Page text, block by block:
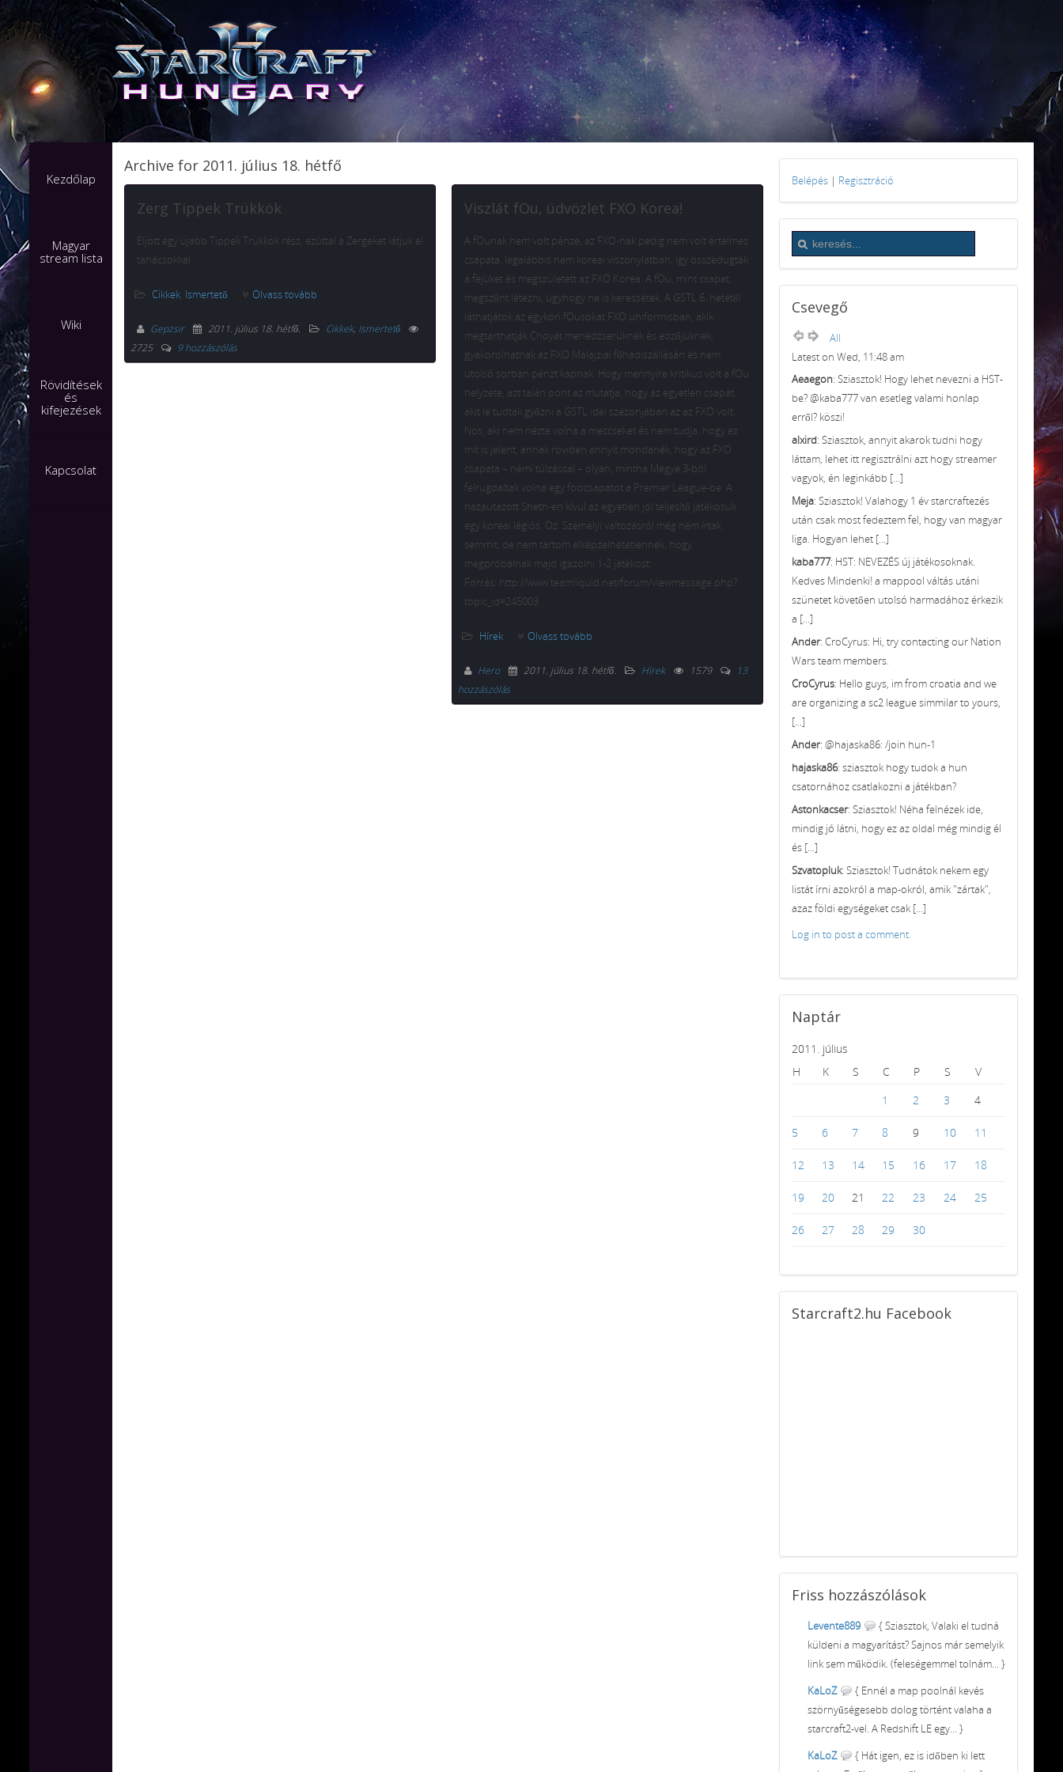
Kezdőlap
Magyar
stream lista
Wiki
Rövidítések
és
kifejezések
Kapcsolat
Archive for 2011. július 18. hétfő
Zerg Tippek Trükkök
Eljött egy újabb Tippek Trükkök rész, ezúttal a Zergeket látjuk el
tanácsokkal
Cikkek, Ismertető Olvass tovább
Gepzsir 2011. július 18. hétfő. Cikkek, Ismertető
2725
9 hozzászólás
Viszlát fOu, üdvözlet FXO Korea!
A fOunak nem volt pénze, az FXO-nak pedig nem volt értelmes
csapata, legalábbis nem koreai viszonylatban, így összedugták
a fejüket és megszületett az FXO Korea. A fOu, mint csapat,
megszűnt létezni, úgyhogy ne is keressétek. A GSTL 6. hetétől
láthatjátok az egykori fOusokat FXO uniformisban, akik
megtarthatják Choyát menedzserüknek és edzőjüknek,
gyakorolhatnak az FXO Malajziai főhadiszállásán és nem
utolsó sorban pénzt kapnak. Hogy mennyire kritikus volt a fOu
helyzete, azt talán pont az mutatja, hogy az egyetlen csapat,
akit le tudtak győzni a GSTL idei szezonjában az az FXO volt.
Nos, aki nem nézte volna a meccseket és nem tudja, hogy ez
mit is jelent, annak röviden annyit mondanék, hogy az FXO
csapata – némi túlzással – olyan, mintha Megye 3-ból
felrugdaltak volna egy focicsapatot a Premier League-be. A
hazautazott Sheth-en kívül az egyetlen jól teljesítő játékosuk
egy koreai légiós, Oz. Személyi változásról még nem írtak
semmit, de nem tartom elképzelhetetlennek, hogy
megpróbálnak majd igazolni 1-2 játékost.
Forrás: http://www.teamliquid.net/forum/viewmessage.php?
topic_id=245003
Hírek Olvass tovább
Hero 2011. július 18. hétfő. Hírek 1579
13
hozzászólás
Belépés | Regisztráció
Csevegő
All
Latest on Wed, 11:48 am
Aeaegon: Sziasztok! Hogy lehet nevezni a HST-
be? @kaba777 van esetleg valami honlap
erről? köszi!
alxird: Sziasztok, annyit akarok tudni hogy
láttam, lehet itt regisztrálni azt hogy streamer
vagyok, én leginkább [...]
Meja: Sziasztok! Valahogy 1 év starcraftezés
után csak most fedeztem fel, hogy van magyar
liga. Hogyan lehet [...]
kaba777: HST: NEVEZÉS új játékosoknak.
Kedves Mindenki! a mappool váltás utáni
szünetet követően utolsó harmadához érkezik
a [...]
Ander: CroCyrus: Hi, try contacting our Nation
Wars team members.
CroCyrus: Hello guys, im from croatia and we
are organizing a sc2 league simmilar to yours,
[...]
Ander: @hajaska86: /join hun-1
hajaska86: sziasztok hogy tudok a hun
csatornához csatlakozni a játékban?
Astonkacser: Sziasztok! Néha felnézek ide,
mindig jó látni, hogy ez az oldal még mindig él
és [...]
Szvatopluk: Sziasztok! Tudnátok nekem egy
listát írni azokról a map-okról, amik "zártak",
azaz földi egységeket csak [...]
Log in to post a comment.
Naptár
2011. július
H
K S C P S
V
1
2 3 4
5 6 7 8 9 10 11
12 13 14 15 16 17 18
19 20 21 22 23 24 25
26 27 28 29 30
Starcraft2.hu Facebook
Friss hozzászólások
Levente889
{ Sziasztok, Valaki el tudná
küldeni a magyarítást? Sajnos már semelyik
link sem működik. (feleségemmel tolnám... }
KaLoZ
{ Ennél a map poolnál kevés
szörnyűségesebb dolog történt valaha a
starcraft2-vel. A Redshift LE egy... }
KaLoZ
{ Hát igen, ez is időben ki lett